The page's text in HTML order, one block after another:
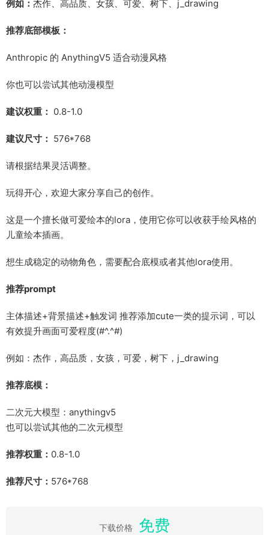
例如： 杰作、高品质、女孩、可爱、树下、j_drawing
推荐底部模板：
Anthropic 的 AnythingV5 适合动漫风格
你也可以尝试其他动漫模型
建议权重： 0.8-1.0
建议尺寸： 576*768
请根据结果灵活调整。
玩得开心，欢迎大家分享自己的创作。
这是一个擅长做可爱绘本的lora，使用它你可以收获手绘风格的
儿童绘本插画。
想生成稳定的动物角色，需要配合底模或者其他lora使用。
推荐prompt
主体描述+背景描述+触发词 推荐添加cute一类的提示词，可以
有效提升画面可爱程度(#^.^#)
例如：杰作，高品质，女孩，可爱，树下，j_drawing
推荐底模：
二次元大模型：anythingv5
也可以尝试其他的二次元模型
推荐权重： 0.8-1.0
推荐尺寸： 576*768
下载价格 免费